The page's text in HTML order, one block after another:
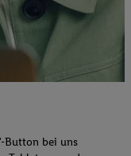
Button bei uns